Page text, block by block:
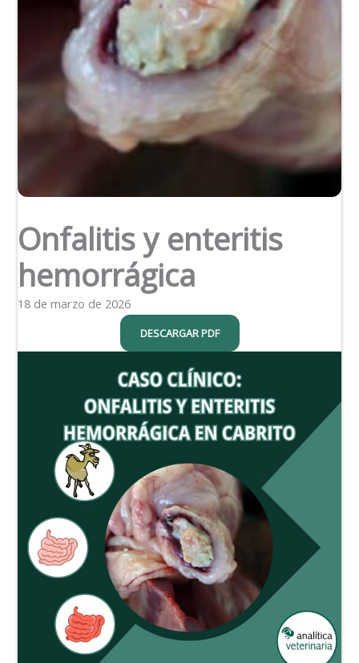
Onfalitis y enteritis
hemorrágica
18 de marzo de 2026
DESCARGAR PDF